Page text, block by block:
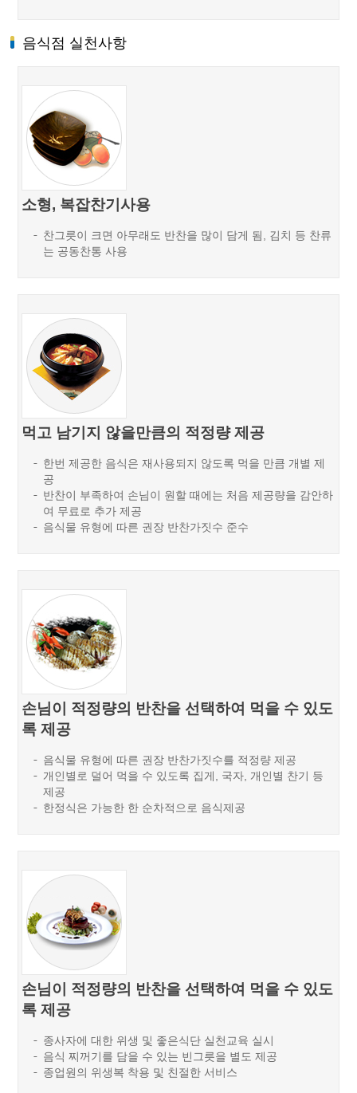
음식점 실천사항
소형, 복잡찬기사용
찬그릇이 크면 아무래도 반찬을 많이 담게 됨, 김치 등 찬류
는 공동찬통 사용
먹고 남기지 않을만큼의 적정량 제공
한번 제공한 음식은 재사용되지 않도록 먹을 만큼 개별 제
공
반찬이 부족하여 손님이 원할 때에는 처음 제공량을 감안하
여 무료로 추가 제공
음식물 유형에 따른 권장 반찬가짓수 준수
손님이 적정량의 반찬을 선택하여 먹을 수 있도
록 제공
음식물 유형에 따른 권장 반찬가짓수를 적정량 제공
개인별로 덜어 먹을 수 있도록 집게, 국자, 개인별 찬기 등
제공
한정식은 가능한 한 순차적으로 음식제공
손님이 적정량의 반찬을 선택하여 먹을 수 있도
록 제공
종사자에 대한 위생 및 좋은식단 실천교육 실시
음식 찌꺼기를 담을 수 있는 빈그릇을 별도 제공
종업원의 위생복 착용 및 친절한 서비스